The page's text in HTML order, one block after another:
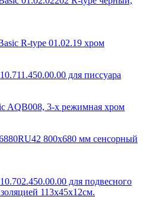
R-type 01.02.19 хром
для писсуара
AQB008, 3-х режимная хром
800х680 мм сенсорный
для подвесного
113x45x12см.